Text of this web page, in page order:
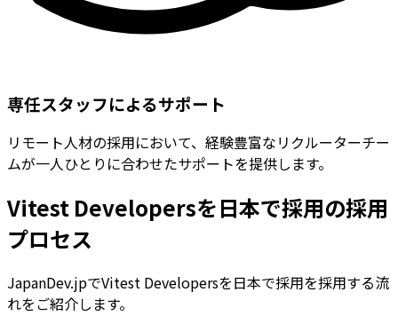
専任スタッフによるサポート
リモート人材の採用において、経験豊富なリクルーターチー
ムが一人ひとりに合わせたサポートを提供します。
Vitest Developersを日本で採用の採用
プロセス
JapanDev.jpでVitest Developersを日本で採用を採用する流
れをご紹介します。